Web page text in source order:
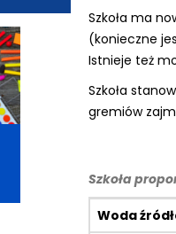
Szkoła ma
(konieczne
Istnieje też
Szkoła
gremiów
Szkoła
Woda